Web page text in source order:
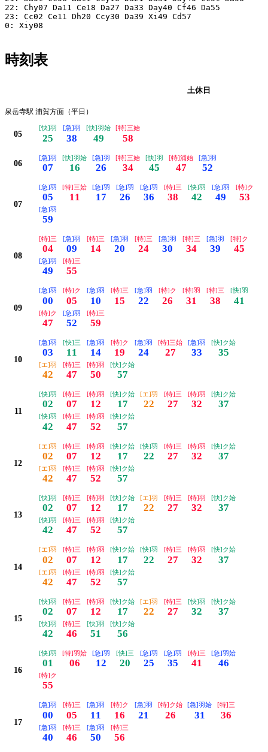
22: Chy07 Da11 Ce18 Da27 Da33 Day40 Cf46 Da55
23: Cc02 Ce11 Dh20 Ccy30 Da39 Xi49 Cd57
0: Xiy08
時刻表
土休日
泉岳寺駅 浦賀方面（平日）
05
[快]羽
25
[急]羽
38
[快]羽始
49
[特]三始
58
06
[急]羽
07
[快]羽始
16
[急]羽
26
[特]三始
34
[快]羽
45
[特]浦始
47
[急]羽
52
07
[急]羽
05
[特]三始
11
[急]羽
17
[急]羽
26
[急]羽
36
[特]三
38
[快]羽
42
[急]羽
49
[特]ク
53
[急]羽
59
08
[特]三
04
[急]羽
09
[特]三
14
[急]羽
20
[特]三
24
[急]羽
30
[特]三
34
[急]羽
39
[特]ク
45
[急]羽
49
[特]三
55
09
[急]羽
00
[特]ク
05
[急]羽
10
[特]三
15
[急]羽
22
[特]ク
26
[特]羽
31
[特]三
38
[快]羽
41
[特]ク
47
[急]羽
52
[特]三
59
10
[急]羽
03
[快]三
11
[急]羽
14
[特]ク
19
[急]羽
24
[特]三始
27
[急]羽
33
[快]ク始
35
[エ]羽
42
[特]三
47
[特]羽
50
[快]ク始
57
11
[快]羽
02
[特]三
07
[特]羽
12
[快]ク始
17
[エ]羽
22
[特]三
27
[特]羽
32
[快]ク始
37
[快]羽
42
[特]三
47
[特]羽
52
[快]ク始
57
12
[エ]羽
02
[特]三
07
[特]羽
12
[快]ク始
17
[快]羽
22
[特]三
27
[特]羽
32
[快]ク始
37
[エ]羽
42
[特]三
47
[特]羽
52
[快]ク始
57
13
[快]羽
02
[特]三
07
[特]羽
12
[快]ク始
17
[エ]羽
22
[特]三
27
[特]羽
32
[快]ク始
37
[快]羽
42
[特]三
47
[特]羽
52
[快]ク始
57
14
[エ]羽
02
[特]三
07
[特]羽
12
[快]ク始
17
[快]羽
22
[特]三
27
[特]羽
32
[快]ク始
37
[エ]羽
42
[特]三
47
[特]羽
52
[快]ク始
57
15
[快]羽
02
[特]三
07
[特]羽
12
[快]ク始
17
[エ]羽
22
[特]三
27
[快]羽
32
[快]ク始
37
[快]羽
42
[特]三
46
[快]羽
51
[快]ク始
56
16
[快]羽
01
[特]羽始
06
[急]羽
12
[快]三
20
[急]羽
25
[急]羽
35
[特]三
41
[急]羽始
46
[特]ク
55
17
[急]羽
00
[特]三
05
[急]羽
11
[特]ク
16
[急]羽
21
[特]ク始
26
[急]羽始
31
[特]三
36
[急]羽
40
[特]三
46
[急]羽
50
[特]三
56